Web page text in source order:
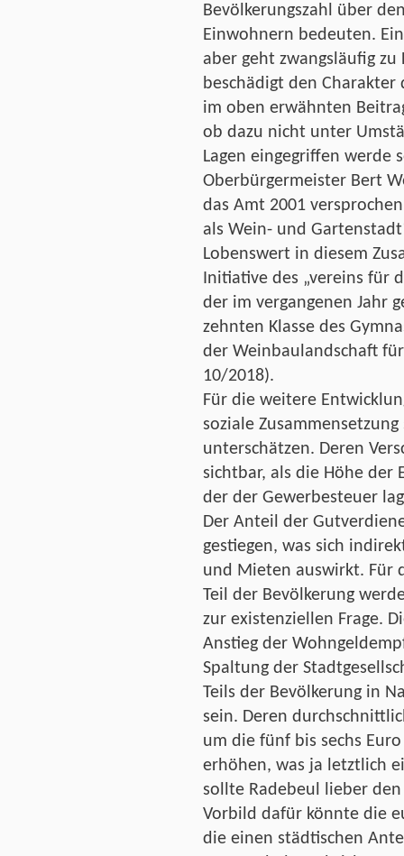
Bevölkerungszahl über
Einwohnern bedeuten.
aber geht zwangsläufig
beschädigt den Charakter
im oben erwähnten
ob dazu nicht unter
Lagen eingegriffen
Oberbürgermeister Bert
das Amt 2001
als Wein- und
Lobenswert in diesem
Initiative des „vereins für
der im vergangenen Jahr
zehnten Klasse des
der Weinbaulandschaft
10/2018).
Für die weitere
soziale
unterschätzen. Deren
sichtbar, als die Höhe der
der der Gewerbesteuer
Der Anteil der
gestiegen, was sich
und Mieten auswirkt. Für
Teil der Bevölkerung
zur existenziellen Frage.
Anstieg der
Spaltung der
Teils der Bevölkerung in
sein. Deren
um die fünf bis sechs
erhöhen, was ja letztlich
sollte Radebeul lieber
Vorbild dafür könnte die
die einen städtischen